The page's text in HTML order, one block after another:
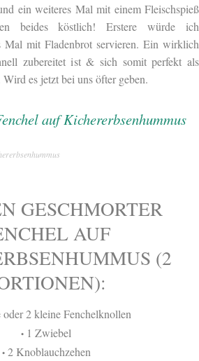
ein weiteres Mal mit einem Fleischspieß
beides köstlich! Erstere würde ich
Mal mit Fladenbrot servieren. Ein wirklich
zubereitet ist & sich somit perfekt als
es jetzt bei uns öfter geben.
GESCHMORTER
AUF
(2
2 kleine Fenchelknollen
• 1 Zwiebel
•2 Knoblauchzehen